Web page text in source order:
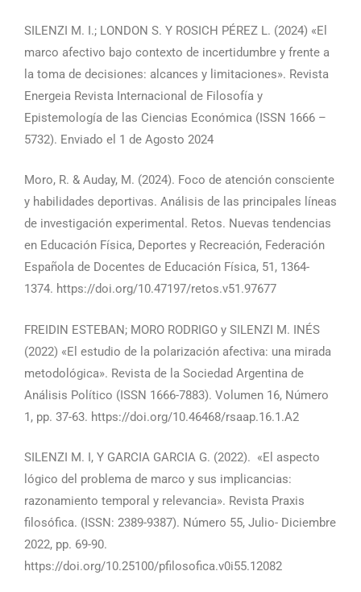
SILENZI M. I.; LONDON S. Y ROSICH PÉREZ L. (2024) «El
marco afectivo bajo contexto de incertidumbre y frente a
la toma de decisiones: alcances y limitaciones». Revista
Energeia Revista Internacional de Filosofía y
Epistemología de las Ciencias Económica (ISSN 1666 –
5732). Enviado el 1 de Agosto 2024
Moro, R. & Auday, M. (2024). Foco de atención consciente
y habilidades deportivas. Análisis de las principales líneas
de investigación experimental. Retos. Nuevas tendencias
en Educación Física, Deportes y Recreación, Federación
Española de Docentes de Educación Física, 51, 1364-
1374. https://doi.org/10.47197/retos.v51.97677
FREIDIN ESTEBAN; MORO RODRIGO y SILENZI M. INÉS
(2022) «El estudio de la polarización afectiva: una mirada
metodológica». Revista de la Sociedad Argentina de
Análisis Político (ISSN 1666-7883). Volumen 16, Número
1, pp. 37-63. https://doi.org/10.46468/rsaap.16.1.A2
SILENZI M. I, Y GARCIA GARCIA G. (2022). «El aspecto
lógico del problema de marco y sus implicancias:
razonamiento temporal y relevancia». Revista Praxis
filosófica. (ISSN: 2389-9387). Número 55, Julio- Diciembre
2022, pp. 69-90.
https://doi.org/10.25100/pfilosofica.v0i55.12082